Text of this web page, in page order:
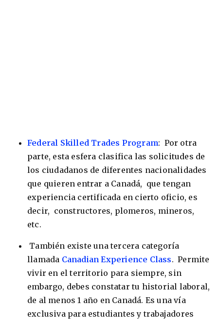
Federal Skilled Trades Program: Por otra
parte, esta esfera clasifica las solicitudes de
los ciudadanos de diferentes nacionalidades
que quieren entrar a Canadá, que tengan
experiencia certificada en cierto oficio, es
decir, constructores, plomeros, mineros,
etc.
También existe una tercera categoría
llamada Canadian Experience Class. Permite
vivir en el territorio para siempre, sin
embargo, debes constatar tu historial laboral,
de al menos 1 año en Canadá. Es una vía
exclusiva para estudiantes y trabajadores